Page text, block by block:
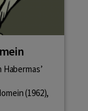
(1962),